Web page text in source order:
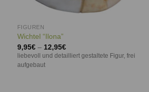
FIGUREN
Wichtel “Ilona”
9,95€– 12,95€
liebevoll und detailliert gestaltete Figur, frei
aufgebaut